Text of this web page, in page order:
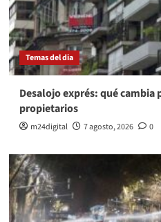
Temas del dia
Desalojo exprés: qué cambia
propietarios
m24digital 7 agosto, 2026 0